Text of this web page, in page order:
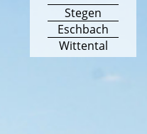
Stegen
Eschbach
Wittental